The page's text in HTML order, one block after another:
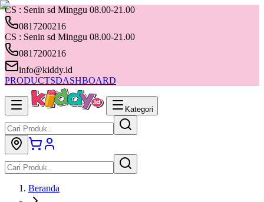
CS : Senin sd Minggu 08.00-21.00
0817200216
CS : Senin sd Minggu 08.00-21.00
0817200216
info@kiddy.id
PRODUCTSDASHBOARD
Kategori
Beranda